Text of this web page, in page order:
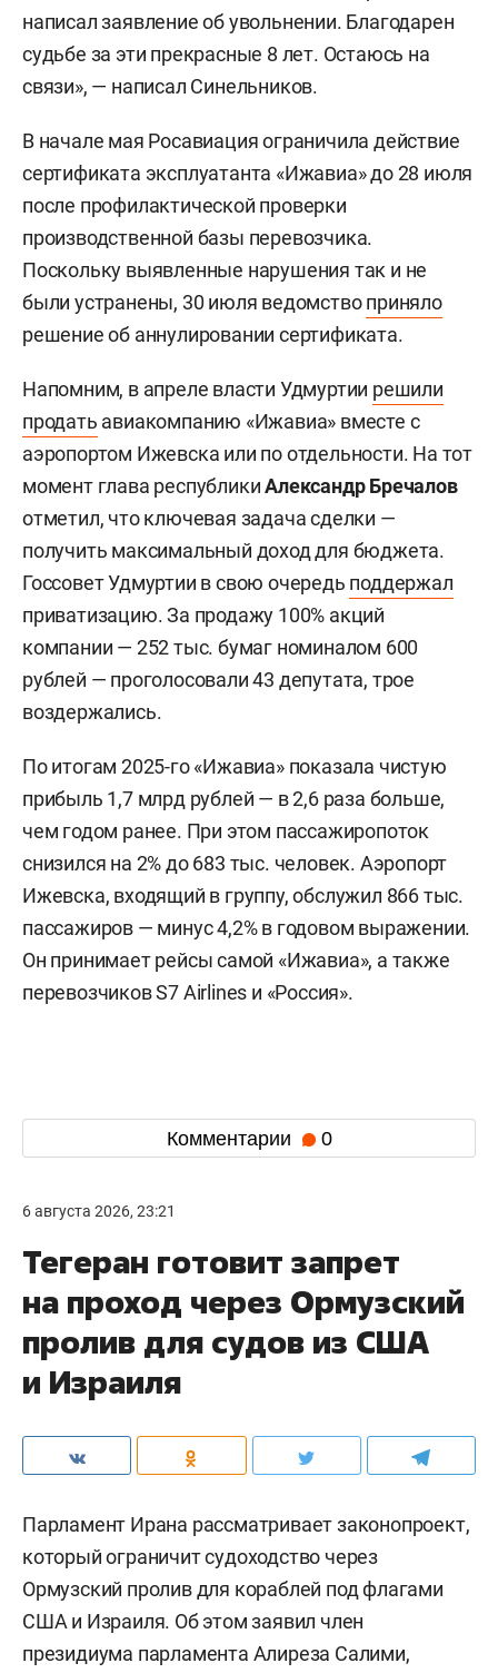
написал заявление об увольнении. Благодарен
судьбе за эти прекрасные 8 лет. Остаюсь на
связи», — написал Синельников.
В начале мая Росавиация ограничила действие
сертификата эксплуатанта «Ижавиа» до 28 июля
после профилактической проверки
производственной базы перевозчика.
Поскольку выявленные нарушения так и не
были устранены, 30 июля ведомствоприняло
решение об аннулировании сертификата.
Напомним, в апреле власти Удмуртии решили
продать авиакомпанию «Ижавиа» вместе с
аэропортом Ижевска или по отдельности. На тот
момент глава республикиАлександр Бречалов
отметил, что ключевая задача сделки —
получить максимальный доход для бюджета.
Госсовет Удмуртии в свою очередь поддержал
приватизацию. За продажу 100% акций
компании — 252 тыс. бумаг номиналом 600
рублей — проголосовали 43 депутата, трое
воздержались.
По итогам 2025-го «Ижавиа» показала чистую
прибыль 1,7 млрд рублей — в 2,6 раза больше,
чем годом ранее. При этом пассажиропоток
снизился на 2% до 683 тыс. человек. Аэропорт
Ижевска, входящий в группу, обслужил 866 тыс.
пассажиров — минус 4,2% в годовом выражении.
Он принимает рейсы самой «Ижавиа», а также
перевозчиков S7 Airlines и «Россия».
Комментарии 0
6 августа 2026, 23:21
Тегеран готовит запрет
на проход через Ормузский
пролив для судов из США
и Израиля
Парламент Ирана рассматривает законопроект,
который ограничит судоходство через
Ормузский пролив для кораблей под флагами
США и Израиля. Об этом заявил член
президиума парламента Алиреза Салими,